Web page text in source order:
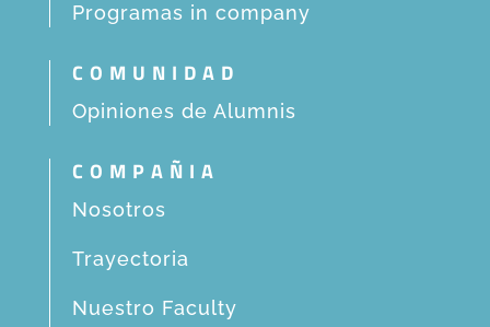
Programas in company
COMUNIDAD
Opiniones de Alumnis
COMPAÑIA
Nosotros
Trayectoria
Nuestro Faculty